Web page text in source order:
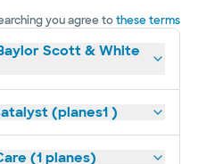
you agree tothese terms
Scott & White
(planes1 )
(1 planes)